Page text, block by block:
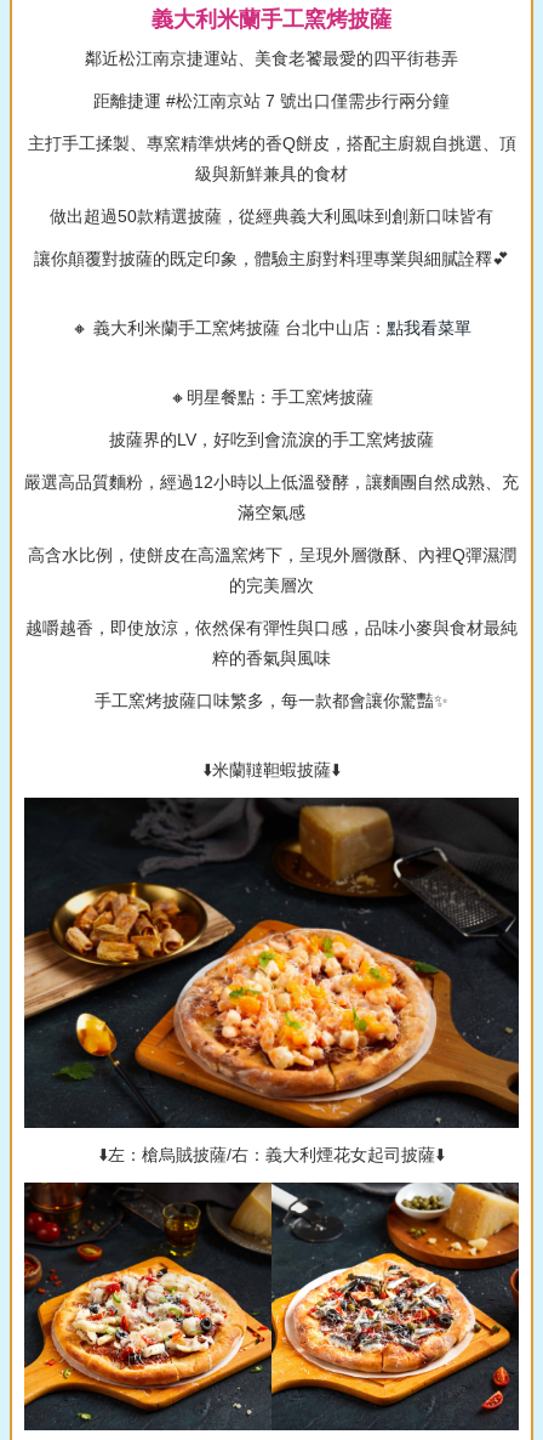
義大利米蘭手工窯烤披薩
鄰近松江南京捷運站、美食老饕最愛的四平街巷弄
距離捷運 #松江南京站 7 號出口僅需步行兩分鐘
主打手工揉製、專窯精準烘烤的香Q餅皮，搭配主廚親自挑選、頂
級與新鮮兼具的食材
做出超過50款精選披薩，從經典義大利風味到創新口味皆有
讓你顛覆對披薩的既定印象，體驗主廚對料理專業與細膩詮釋💕
🔸 義大利米蘭手工窯烤披薩 台北中山店： 點我看菜單
🔸明星餐點：手工窯烤披薩
披薩界的LV，好吃到會流淚的手工窯烤披薩
嚴選高品質麵粉，經過12小時以上低溫發酵，讓麵團自然成熟、充
滿空氣感
高含水比例，使餅皮在高溫窯烤下，呈現外層微酥、內裡Q彈濕潤
的完美層次
越嚼越香，即使放涼，依然保有彈性與口感，品味小麥與食材最純
粹的香氣與風味
手工窯烤披薩口味繁多，每一款都會讓你驚豔✨
⬇️米蘭韃靼蝦披薩⬇️
⬇️左：槍烏賊披薩/右：義大利煙花女起司披薩⬇️